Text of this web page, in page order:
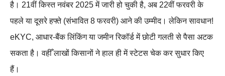
है। 21वीं किस्त नवंबर 2025 में जारी हो चुकी है, अब 22वीं फरवरी के
पहले या दूसरे हफ्ते (संभावित 8 फरवरी) आने की उम्मीद। लेकिन सावधान!
eKYC, आधार-बैंक लिंकिंग या जमीन रिकॉर्ड में छोटी गलती से पैसा अटक
सकता है। वहीँ लाखों किसानों ने हाल ही में स्टेटस चेक कर सुधार किए
हैं।